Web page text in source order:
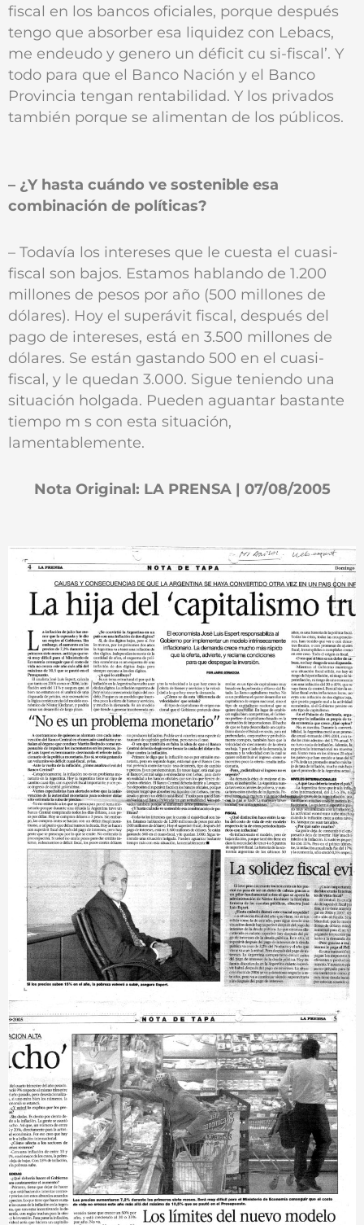
fiscal en los bancos oficiales, porque después
tengo que absorber esa liquidez con Lebacs,
me endeudo y genero un déficit cu si-fiscal’. Y
todo para que el Banco Nación y el Banco
Provincia tengan rentabilidad. Y los privados
también porque se alimentan de los públicos.
– ¿Y hasta cuándo ve sostenible esa
combinación de políticas?
– Todavía los intereses que le cuesta el cuasi-
fiscal son bajos. Estamos hablando de 1.200
millones de pesos por año (500 millones de
dólares). Hoy el superávit fiscal, después del
pago de intereses, está en 3.500 millones de
dólares. Se están gastando 500 en el cuasi-
fiscal, y le quedan 3.000. Sigue teniendo una
situación holgada. Pueden aguantar bastante
tiempo m s con esta situación,
lamentablemente.
Nota Original: LA PRENSA | 07/08/2005